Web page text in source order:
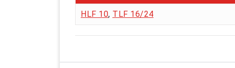
HLF 10, TLF 16/24